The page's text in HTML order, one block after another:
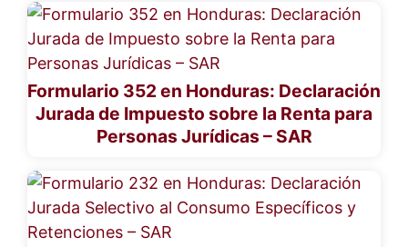
Formulario 352 en Honduras: Declaración
Jurada de Impuesto sobre la Renta para
Personas Jurídicas – SAR